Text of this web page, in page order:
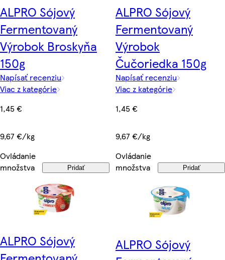
ALPRO Sójový
Fermentovaný
Výrobok Broskyňa
150g
Napísať recenziu
Viac z kategórie
1,45 €
9,67 €/kg
Ovládanie
množstva
Pridať
ALPRO Sójový
Fermentovaný
Výrobok
Čučoriedka 150g
Napísať recenziu
Viac z kategórie
1,45 €
9,67 €/kg
Ovládanie
množstva
Pridať
ALPRO Sójový
ALPRO Sójový